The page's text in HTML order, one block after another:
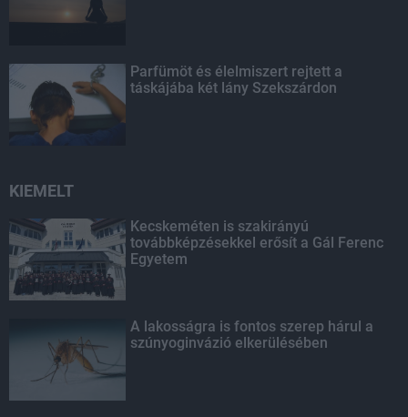
Parfümöt és élelmiszert rejtett a
táskájába két lány Szekszárdon
KIEMELT
Kecskeméten is szakirányú
továbbképzésekkel erősít a Gál Ferenc
Egyetem
A lakosságra is fontos szerep hárul a
szúnyoginvázió elkerülésében